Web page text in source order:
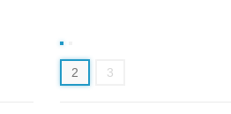
2 3